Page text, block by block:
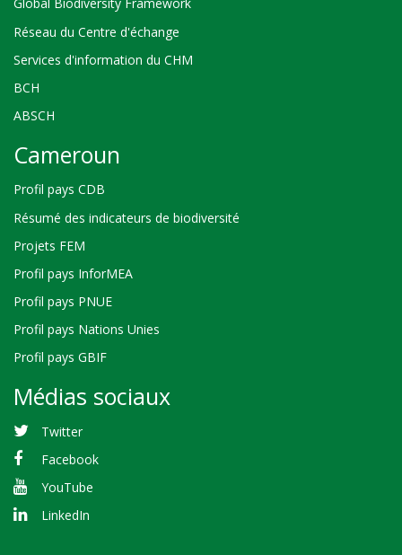
Global Biodiversity Framework
Réseau du Centre d'échange
Services d'information du CHM
BCH
ABSCH
Cameroun
Profil pays CDB
Résumé des indicateurs de biodiversité
Projets FEM
Profil pays InforMEA
Profil pays PNUE
Profil pays Nations Unies
Profil pays GBIF
Médias sociaux
Twitter
Facebook
YouTube
LinkedIn